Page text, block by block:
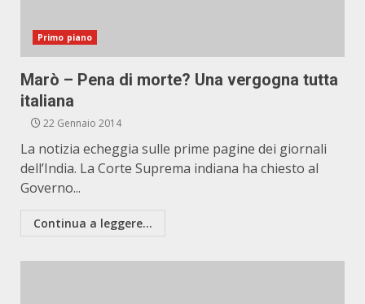
Primo piano
Marò – Pena di morte? Una vergogna tutta
italiana
22 Gennaio 2014
La notizia echeggia sulle prime pagine dei giornali
dell’India. La Corte Suprema indiana ha chiesto al
Governo...
Continua a leggere...